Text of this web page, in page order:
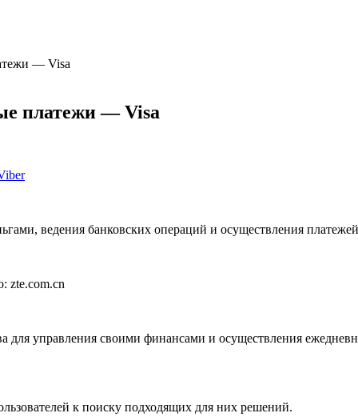
— Visa
платежи — Visa
ведения банковских операций и осуществления
zte.com.cn
для управления своими финансами и осуществления
к поиску подходящих для них решений.